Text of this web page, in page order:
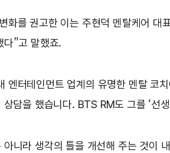
화를 권고한 이는 주현덕 멘탈케어
”고 말했죠.
엔터테인먼트 업계의 유명한 멘탈 코
담을 했습니다. BTS RM도 그를 ‘선
니라 생각의 틀을 개선해 주는 것이